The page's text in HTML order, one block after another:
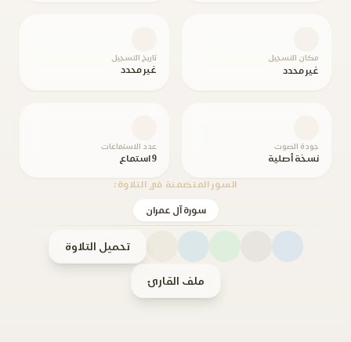
مكان التسجيل
غير محدد
تاريخ التسجيل
غير محدد
جودة الصوت
نسخة أصلية
عدد الاستماعات
9 استماع
السور المتضمنة في التلاوة:
سورة آل عمران
تحميل التلاوة
ملف القارئ